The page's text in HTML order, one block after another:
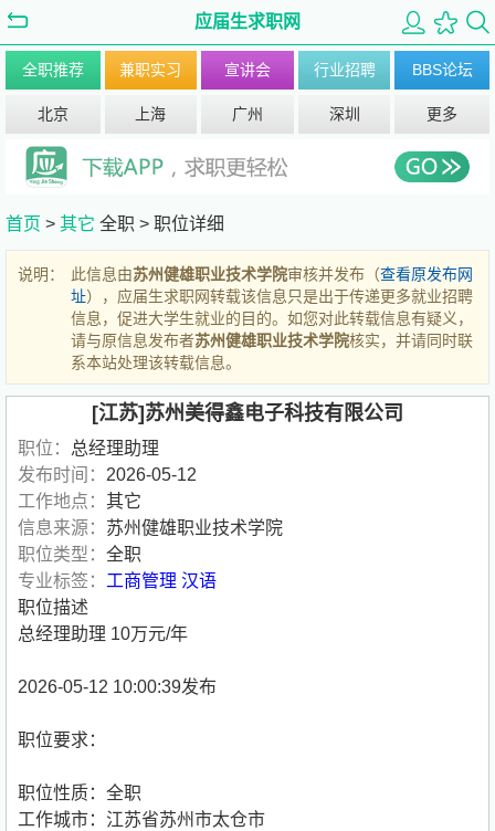
应届生求职网
全职推荐 兼职实习 宣讲会 行业招聘 BBS论坛
北京 上海 广州 深圳 更多
首页 > 其它 全职 > 职位详细
说明： 此信息由苏州健雄职业技术学院审核并发布（查看原发布网
址），应届生求职网转载该信息只是出于传递更多就业招聘
信息，促进大学生就业的目的。如您对此转载信息有疑义，
请与原信息发布者苏州健雄职业技术学院核实，并请同时联
系本站处理该转载信息。
[江苏]苏州美得鑫电子科技有限公司
职位： 总经理助理
发布时间： 2026-05-12
工作地点： 其它
信息来源： 苏州健雄职业技术学院
职位类型： 全职
专业标签： 工商管理 汉语
职位描述
总经理助理 10万元/年
2026-05-12 10:00:39发布
职位要求：
职位性质：全职
工作城市：江苏省苏州市太仓市